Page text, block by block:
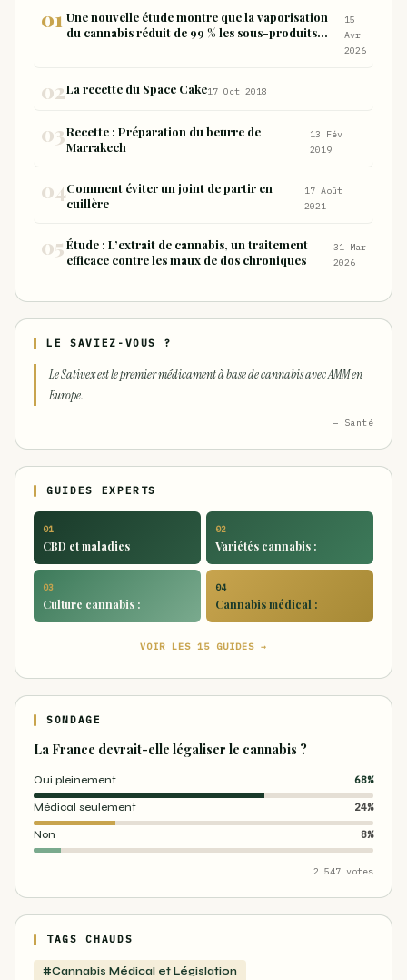
Une nouvelle étude montre que la vaporisation
du cannabis réduit de 99 % les sous-produits
15
Avr
2026
La recette du Space Cake17 Oct 2018
Recette : Préparation du beurre de
Marrakech
13 Fév
2019
Comment éviter un joint de partir en
cuillère
17 Août
2021
Étude : L’extrait de cannabis, un traitement
efficace contre les maux de dos chroniques
31 Mar
2026
LE SAVIEZ-VOUS ?
Le Sativex est le premier médicament à base de cannabis avec AMM en
Europe.
— Santé
GUIDES EXPERTS
01
CBD et maladies
02
Variétés cannabis :
03
Culture cannabis :
04
Cannabis médical :
VOIR LES 15 GUIDES →
SONDAGE
La France devrait-elle légaliser le cannabis ?
Oui pleinement 68%
Médical seulement 24%
Non 8%
2 547 votes
TAGS CHAUDS
#Cannabis Médical et Législation